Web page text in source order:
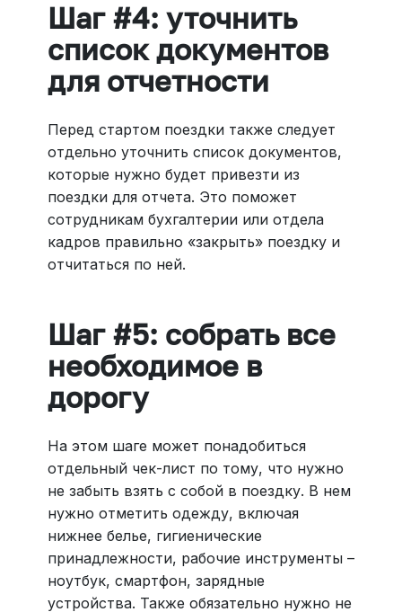
Шаг #4: уточнить
список документов
для отчетности
Перед стартом поездки также следует
отдельно уточнить список документов,
которые нужно будет привезти из
поездки для отчета. Это поможет
сотрудникам бухгалтерии или отдела
кадров правильно «закрыть» поездку и
отчитаться по ней.
Шаг #5: собрать все
необходимое в
дорогу
На этом шаге может понадобиться
отдельный чек-лист по тому, что нужно
не забыть взять с собой в поездку. В нем
нужно отметить одежду, включая
нижнее белье, гигиенические
принадлежности, рабочие инструменты –
ноутбук, смартфон, зарядные
устройства. Также обязательно нужно не